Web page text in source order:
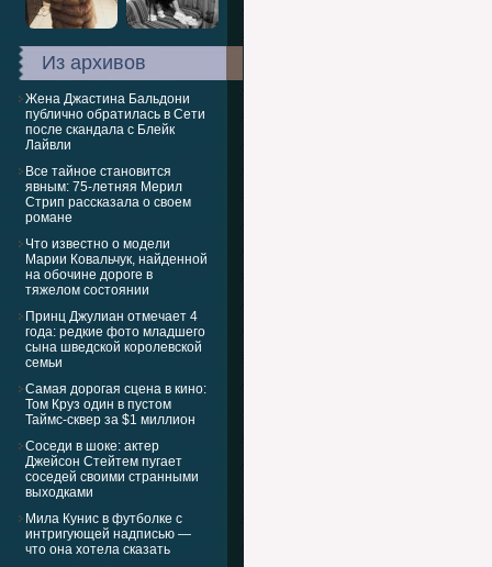
Из архивов
Жена Джастина Бальдони
публично обратилась в Сети
после скандала с Блейк
Лайвли
Все тайное становится
явным: 75-летняя Мерил
Стрип рассказала о своем
романе
Что известно о модели
Марии Ковальчук, найденной
на обочине дороге в
тяжелом состоянии
Принц Джулиан отмечает 4
года: редкие фото младшего
сына шведской королевской
семьи
Самая дорогая сцена в кино:
Том Круз один в пустом
Таймс-сквер за $1 миллион
Соседи в шоке: актер
Джейсон Стейтем пугает
соседей своими странными
выходками
Мила Кунис в футболке с
интригующей надписью —
что она хотела сказать